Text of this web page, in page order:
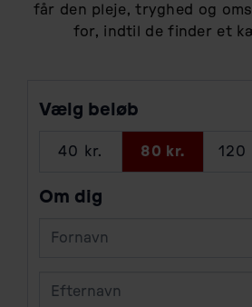
får den pleje, tryghed og
for, indtil de finder et